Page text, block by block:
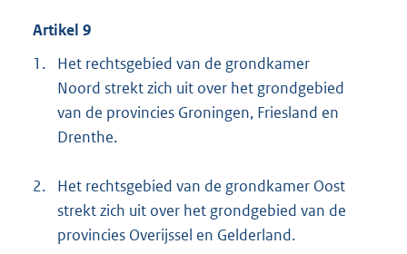
Artikel 9
1.
Het rechtsgebied van de grondkamer
Noord strekt zich uit over het grondgebied
van de provincies Groningen, Friesland en
Drenthe.
2.
Het rechtsgebied van de grondkamer Oost
strekt zich uit over het grondgebied van de
provincies Overijssel en Gelderland.